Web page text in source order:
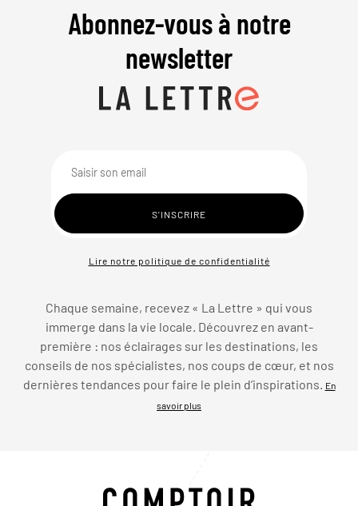
Abonnez-vous à notre
newsletter
Lire notre politique de confidentialité
Chaque semaine, recevez « La Lettre » qui vous
immerge dans la vie locale. Découvrez en avant-
première : nos éclairages sur les destinations, les
conseils de nos spécialistes, nos coups de cœur, et nos
dernières tendances pour faire le plein d’inspirations.
En
savoir plus